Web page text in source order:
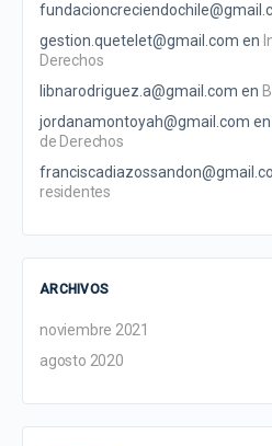
gestion.quetelet@gmail.com en
Derechos
libnarodriguez.a@gmail.com en
jordanamontoyah@gmail.com en
de Derechos
residentes
ARCHIVOS
noviembre 2021
agosto 2020